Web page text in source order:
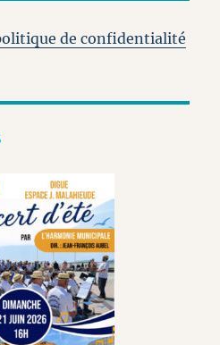
de confidentialité